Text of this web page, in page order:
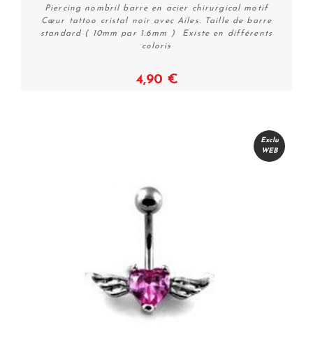
Voir
Piercing nombril barre en acier chirurgical motif
Cœur tattoo cristal noir avec Ailes. Taille de barre
standard ( 10mm par 1.6mm ) Existe en différents
coloris
4,90 €
Exclu
WEB